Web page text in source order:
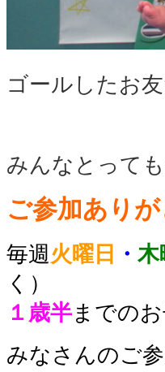
ゴールしたお
みんなとって
ご参加あり
毎週火曜日 ・ 木
く）
１歳半までの
みなさんのご